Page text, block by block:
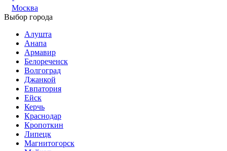
Москва
Выбор города
Алушта
Анапа
Армавир
Белореченск
Волгоград
Джанкой
Евпатория
Ейск
Керчь
Краснодар
Кропоткин
Липецк
Магнитогорск